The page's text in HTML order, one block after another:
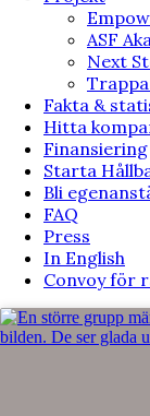
ASF
Next
Fakta &
Hitta
Finansiering
Starta
Bli
FAQ
Press
In English
Convoy för